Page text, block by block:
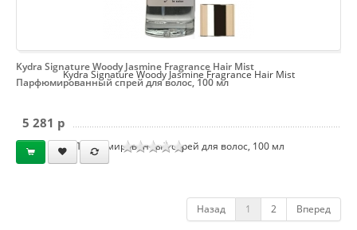
Kydra Signature Woody Jasmine Fragrance Hair Mist
Парфюмированный спрей для волос, 100 мл
Kydra Signature Woody Jasmine Fragrance Hair Mist
Парфюмированный спрей для волос, 100 мл
5 281 p
Назад 1 2 Вперед